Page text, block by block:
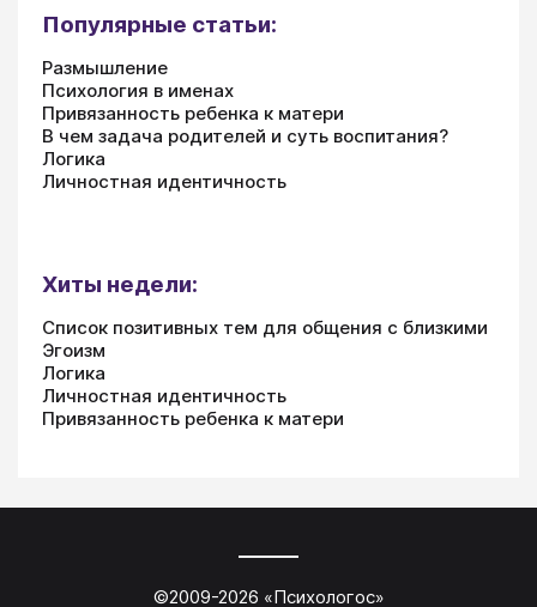
Популярные статьи:
Размышление
Психология в именах
Привязанность ребенка к матери
В чем задача родителей и суть воспитания?
Логика
Личностная идентичность
Хиты недели:
Список позитивных тем для общения с близкими
Эгоизм
Логика
Личностная идентичность
Привязанность ребенка к матери
©2009-2026 «Психологос»